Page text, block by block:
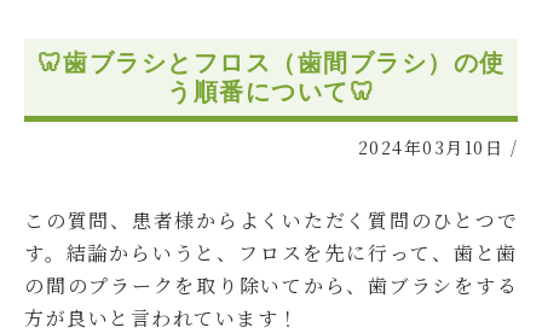
🦷歯ブラシとフロス（歯間ブラシ）の使
う順番について🦷
2024年03月10日 /
この質問、患者様からよくいただく質問のひとつで
す。結論からいうと、フロスを先に行って、歯と歯
の間のプラークを取り除いてから、歯ブラシをする
方が良いと言われています！